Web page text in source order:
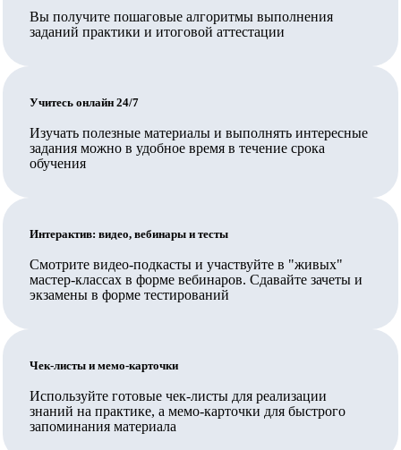
чтобы организация, выдавшая документ, была на
территории Сколково или ИНТЦ или была их
требуется соответствие организации требованиям ч.
5.2. ст. 47 указанного закона, включая специальное
разрешение.
Ваш работодатель также может заключить прямой
Вносятся ли данные в ФИС ФРДО?
Какое количество часов выбрать и в чем отличие
программ?
Программы разного количества часов отличаются
Вы получите пошаговые алгоритмы выполнения
заданий практики и итоговой аттестации
Учитесь онлайн 24/7
Изучать полезные материалы и выполнять интересные
задания можно в удобное время в течение срока
обучения
Интерактив: видео, вебинары и тесты
Смотрите видео-подкасты и участвуйте в "живых"
мастер-классах в форме вебинаров. Сдавайте зачеты и
экзамены в форме тестирований
Чек-листы и мемо-карточки
Используйте готовые чек-листы для реализации
знаний на практике, а мемо-карточки для быстрого
запоминания материала